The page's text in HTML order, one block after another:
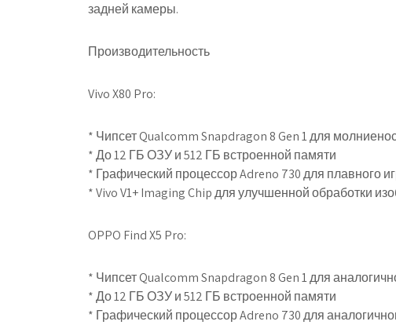
задней камеры.
Производительность
Vivo X80 Pro:
* Чипсет Qualcomm Snapdragon 8 Gen 1 для
* До 12 ГБ ОЗУ и 512 ГБ встроенной памяти
* Графический процессор Adreno 730 для плавного
* Vivo V1+ Imaging Chip для улучшенной обработки
OPPO Find X5 Pro:
* Чипсет Qualcomm Snapdragon 8 Gen 1 для
* До 12 ГБ ОЗУ и 512 ГБ встроенной памяти
* Графический процессор Adreno 730 для